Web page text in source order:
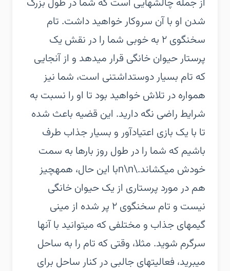
شدن او با آن سروکار خواهید داشت. تام
سخنگوی ۲ به خوبی شما را در نقش یک
پرستار حیوان خانگی قرار میدهد و از آنجایی
که تام بسیار دوستداشتنی است، شما نیز
همواره در تلاش خواهید بود تا او را نسبت به
شرایط راضی نگه دارید. این قضیه باعث شده
تا با یک بازی اعتیادآور و بسیار جذاب طرف
باشیم که شما را در طول روز بارها به سمت
خودش میکشاند.\n\nبا این حال، همهچیز
هم در مورد پرستاری از یک حیوان خانگی
نیست و تام سخنگوی ۲ پر شده از مینی
گیمهای جذاب و مختلفی که میتوانید با آنها
سرگرم شوید. مثلا، وقتی که تام را به ساحل
میبرید، فعالیتهای جالبی در کنار ساحل برای